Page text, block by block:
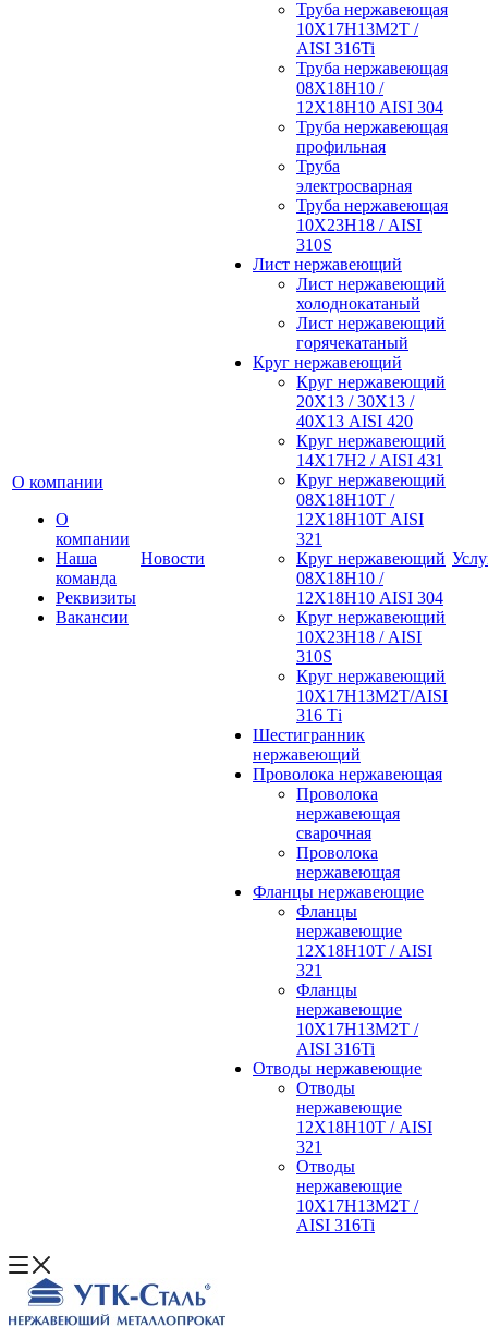
О компании
О
компании
Наша
команда
Реквизиты
Вакансии
Новости
Труба нержавеющая
10Х17Н13М2Т /
AISI 316Ti
Труба нержавеющая
08Х18Н10 /
12Х18Н10 AISI 304
Труба нержавеющая
профильная
Труба
электросварная
Труба нержавеющая
10Х23Н18 / AISI
310S
Лист нержавеющий
Лист нержавеющий
холоднокатаный
Лист нержавеющий
горячекатаный
Круг нержавеющий
Круг нержавеющий
20Х13 / 30Х13 /
40Х13 AISI 420
Круг нержавеющий
14Х17Н2 / AISI 431
Круг нержавеющий
08Х18Н10Т /
12Х18Н10Т AISI
321
Круг нержавеющий
08Х18Н10 /
12Х18Н10 AISI 304
Круг нержавеющий
10Х23Н18 / AISI
310S
Круг нержавеющий
10Х17Н13М2Т/AISI
316 Тi
Шестигранник
нержавеющий
Проволока нержавеющая
Проволока
нержавеющая
сварочная
Проволока
нержавеющая
Фланцы нержавеющие
Фланцы
нержавеющие
12Х18Н10Т / AISI
321
Фланцы
нержавеющие
10Х17Н13М2Т /
AISI 316Ti
Отводы нержавеющие
Отводы
нержавеющие
12Х18Н10Т / AISI
321
Отводы
нержавеющие
10Х17Н13М2Т /
AISI 316Ti